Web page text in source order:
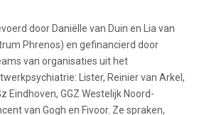
door Daniëlle van Duin en Lia van
Phrenos) en gefinancierd door
van organisaties uit het
Lister, Reinier van Arkel,
Eindhoven, GGZ Westelijk Noord-
van Gogh en Fivoor. Ze spraken,